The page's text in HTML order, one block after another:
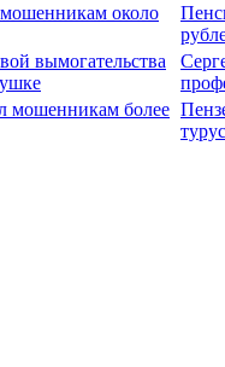
около
вымогательства
мошенникам более